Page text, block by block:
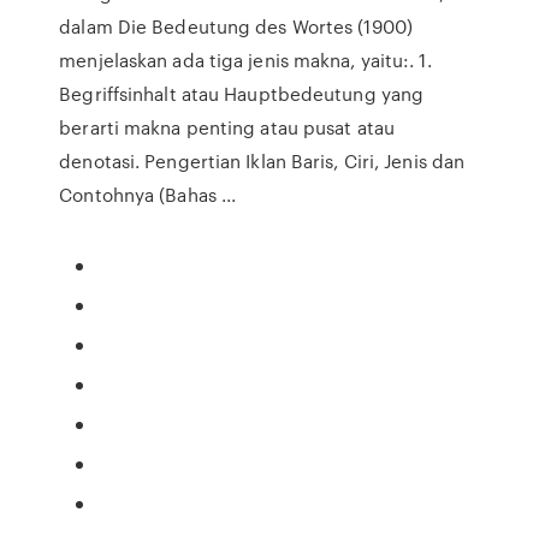
dalam Die Bedeutung des Wortes (1900)
menjelaskan ada tiga jenis makna, yaitu:. 1.
Begriffsinhalt atau Hauptbedeutung yang
berarti makna penting atau pusat atau
denotasi. Pengertian Iklan Baris, Ciri, Jenis dan
Contohnya (Bahas ...